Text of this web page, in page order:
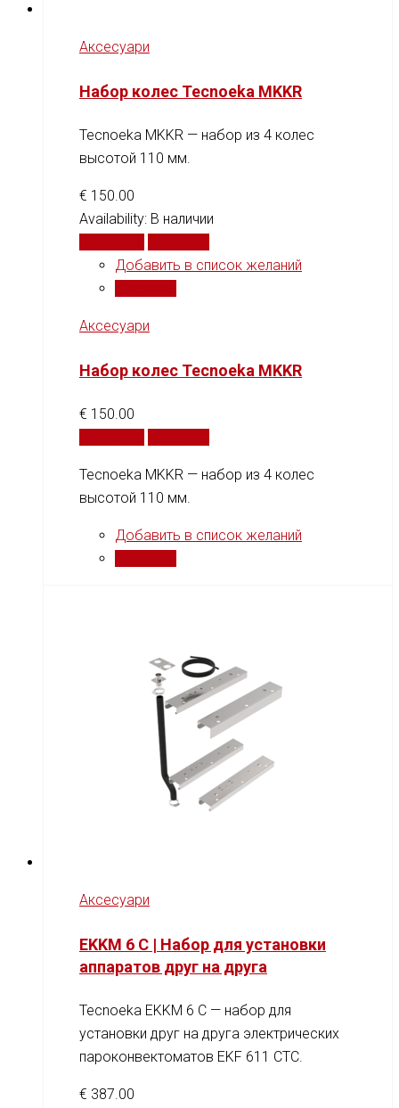
Аксесуари
Набор колес Tecnoeka MKKR
Tecnoeka MKKR — набор из 4 колес
высотой 110 мм.
€ 150.00
Availability: В наличии
Добавить в список желаний
Аксесуари
Набор колес Tecnoeka MKKR
€ 150.00
Tecnoeka MKKR — набор из 4 колес
высотой 110 мм.
Добавить в список желаний
Аксесуари
EKKM 6 C | Набор для установки
аппаратов друг на друга
Tecnoeka EKKM 6 C — набор для
установки друг на друга электрических
пароконвектоматов EKF 611 CTC.
€ 387.00